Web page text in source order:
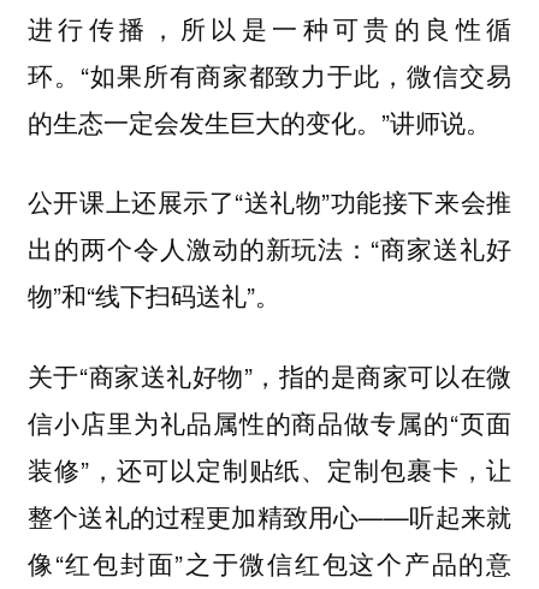
进行传播，所以是一种可贵的良性循
环。“如果所有商家都致力于此，微信交易
的生态一定会发生巨大的变化。”讲师说。
公开课上还展示了“送礼物”功能接下来会推
出的两个令人激动的新玩法：“商家送礼好
物”和“线下扫码送礼”。
关于“商家送礼好物”，指的是商家可以在微
信小店里为礼品属性的商品做专属的“页面
装修”，还可以定制贴纸、定制包裹卡，让
整个送礼的过程更加精致用心——听起来就
像“红包封面”之于微信红包这个产品的意